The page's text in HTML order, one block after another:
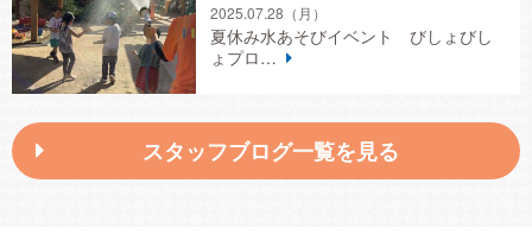
2025.07.28 （月）
夏休み水あそびイベント びしょびし
ょプロ…
スタッフブログ一覧を見る